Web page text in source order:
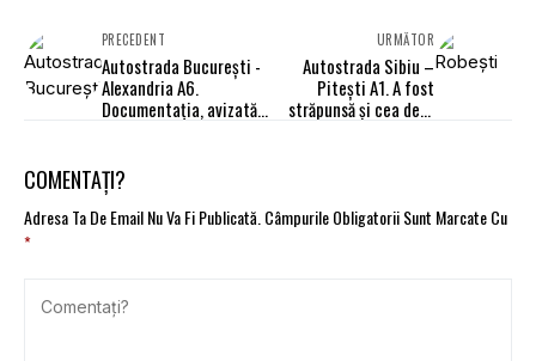
PRECEDENT
Autostrada București -
Alexandria A6.
Documentația, avizată
Ministerului
Transporturilor
URMĂTOR
Autostrada Sibiu –
Pitești A1. A fost
străpunsă și cea de-a
COMENTAȚI?
Adresa Ta De Email Nu Va Fi Publicată. Câmpurile Obligatorii Sunt Marcate Cu
*